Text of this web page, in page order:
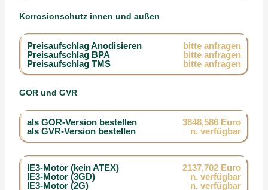
Korrosionschutz innen und außen
Preisaufschlag Anodisieren
bitte anfragen
Preisaufschlag BPA
bitte anfragen
Preisaufschlag TMS
bitte anfragen
GOR und GVR
als GOR-Version bestellen
3848,586 Euro
als GVR-Version bestellen
n. verfügbar
IE3-Motor (kein ATEX)
2137,702 Euro
IE3-Motor (3GD)
n. verfügbar
IE3-Motor (2G)
n. verfügbar